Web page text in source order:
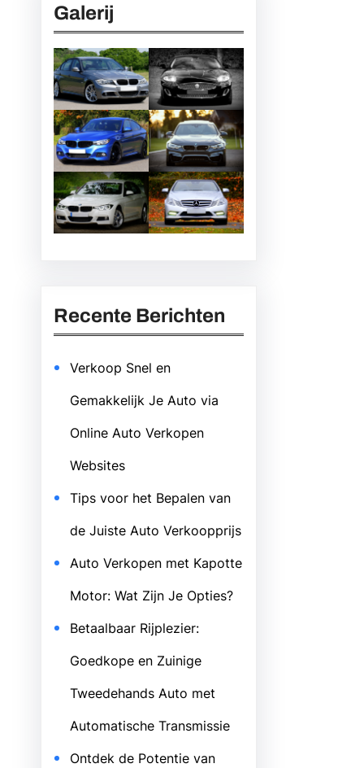
Galerij
Recente Berichten
Verkoop Snel en
Gemakkelijk Je Auto via
Online Auto Verkopen
Websites
Tips voor het Bepalen van
de Juiste Auto Verkoopprijs
Auto Verkopen met Kapotte
Motor: Wat Zijn Je Opties?
Betaalbaar Rijplezier:
Goedkope en Zuinige
Tweedehands Auto met
Automatische Transmissie
Ontdek de Potentie van